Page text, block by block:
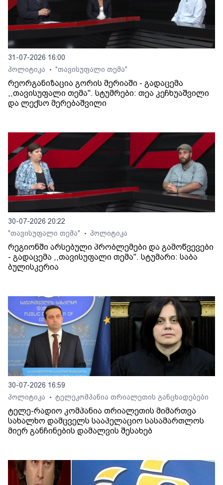
31-07-2026 16:00
პოლიტიკა
• "თავისუფალი თემა"
რეორგანიზაცია გორის მერიაში - გადაცემა
,,თავისუფალი თემა". სტუმრები: თეა კეჩხუაშვილი
და ლექსო მერებაშვილი
30-07-2026 20:22
"თავისუფალი თემა"
• პოლიტიკა
რეგიონში არსებული პრობლემები და გამოწვევები
- გადაცემა ,,თავისუფალი თემა". სტუმარი: საბა
ბულისკერია
30-07-2026 16:59
პოლიტიკა
• ტელეკომპანია თრიალეთის განცხადებები
ტელე-რადიო კომპანია თრიალეთის მიმართვა
სახალხო დამცველს სააპელაციო სასამართლოს
მიერ განჩინების დამალვის შესახებ